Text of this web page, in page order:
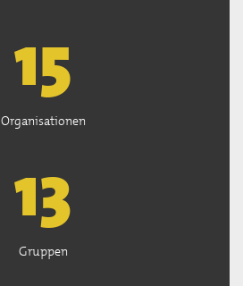
15
Organisationen
13
Gruppen